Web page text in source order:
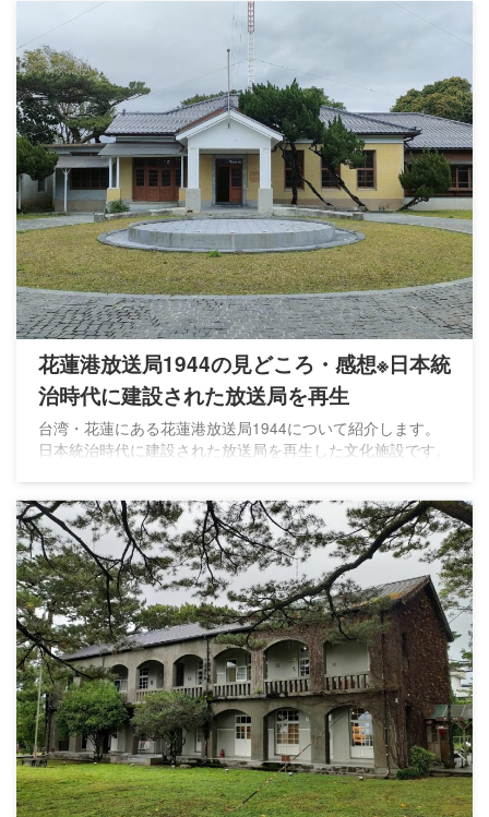
花蓮港放送局1944の見どころ・感想※日本統
治時代に建設された放送局を再生
台湾・花蓮にある花蓮港放送局1944について紹介します。
日本統治時代に建設された放送局を再生した文化施設です。